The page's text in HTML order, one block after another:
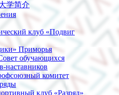
学简介
клуб «Подвиг
Приморья
обучающихся
наставников
комитет
клуб «Разряд»